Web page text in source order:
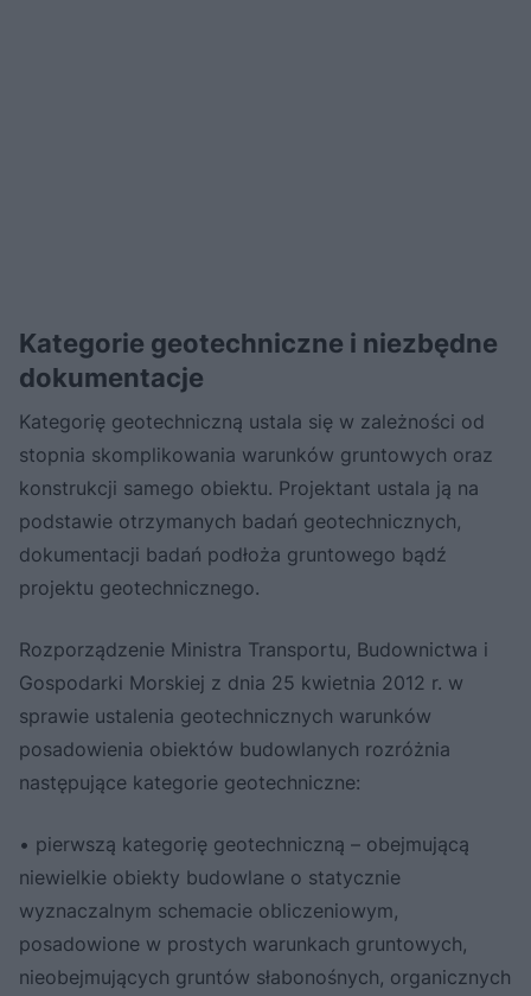
Kategorie geotechniczne i niezbędne
dokumentacje
Kategorię geotechniczną ustala się w zależności od
stopnia skomplikowania warunków gruntowych oraz
konstrukcji samego obiektu. Projektant ustala ją na
podstawie otrzymanych badań geotechnicznych,
dokumentacji badań podłoża gruntowego bądź
projektu geotechnicznego.
Rozporządzenie Ministra Transportu, Budownictwa i
Gospodarki Morskiej z dnia 25 kwietnia 2012 r. w
sprawie ustalenia geotechnicznych warunków
posadowienia obiektów budowlanych rozróżnia
następujące kategorie geotechniczne:
• pierwszą kategorię geotechniczną – obejmującą
niewielkie obiekty budowlane o statycznie
wyznaczalnym schemacie obliczeniowym,
posadowione w prostych warunkach gruntowych,
nieobejmujących gruntów słabonośnych, organicznych